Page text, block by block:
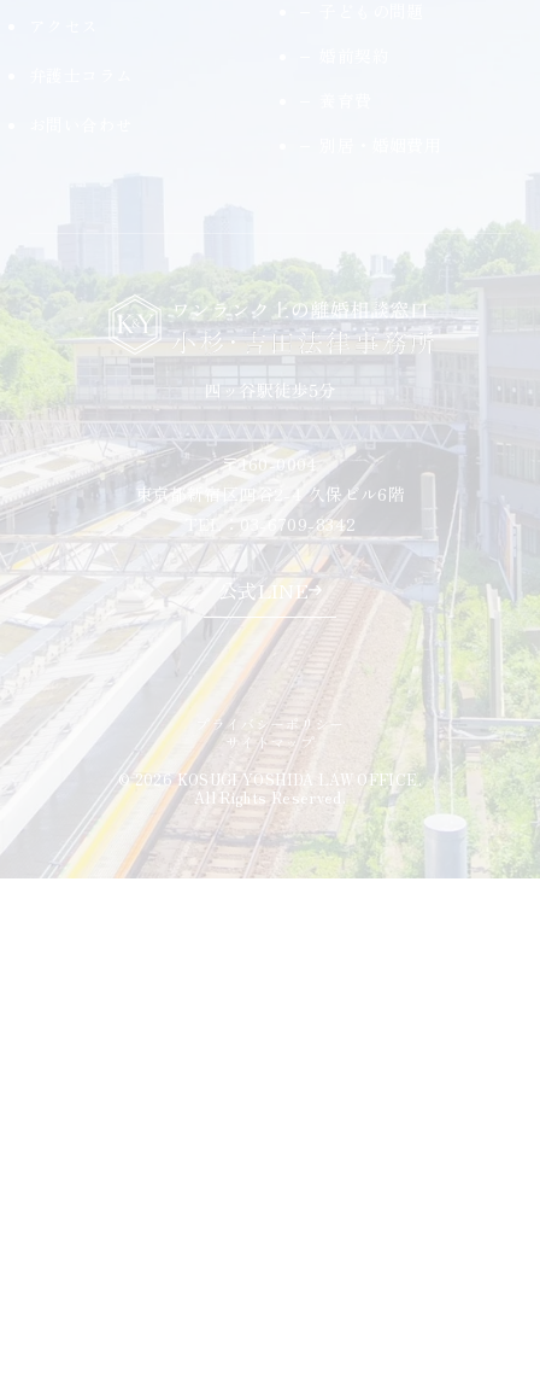
〒160-0004
東京都新宿区四谷2-4 久保ビル6階
TEL：03-6709-8342
公式LINE
© 2026 KOSUGI YOSHIDA LAW OFFICE.
All Rights Reserved.
プライバシーポリシー
サイトマップ